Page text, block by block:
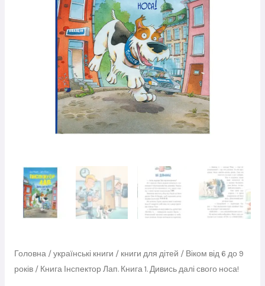
Головна/українські книги / книги для дітей / Віком від 6 до 9
років/ Книга Інспектор Лап. Книга 1. Дивись далі свого носа!